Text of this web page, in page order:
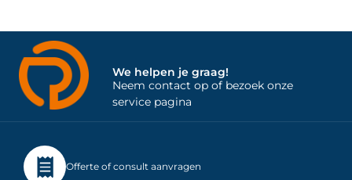
We helpen je graag!
Neem contact op of bezoek onze
service pagina
Offerte of consult aanvragen